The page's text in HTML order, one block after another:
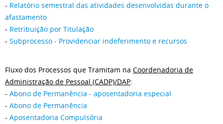
- Relatório semestral das atividades desenvolvidas durante o
afastamento
- Retribuição por Titulação
- Subprocesso - Providenciar indeferimento e recursos
Fluxo dos Processos que Tramitam na Coordenadoria de
Administração de Pessoal (CADP)/DAP:
- Abono de Permanência - aposentadoria especial
- Abono de Permanência
- Aposentadoria Compulsória